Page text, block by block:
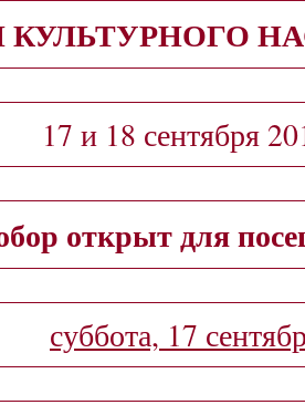
КУЛЬТУРНОГО
17 и 18 сентября
открыт для
суббота, 17